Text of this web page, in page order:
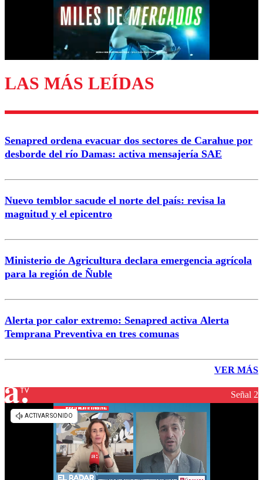
Enviar comentario
LAS MÁS LEÍDAS
Senapred ordena evacuar dos sectores de Carahue por
desborde del río Damas: activa mensajería SAE
Nuevo temblor sacude el norte del país: revisa la
magnitud y el epicentro
Ministerio de Agricultura declara emergencia agrícola
para la región de Ñuble
Alerta por calor extremo: Senapred activa Alerta
Temprana Preventiva en tres comunas
VER MÁS
Señal 2